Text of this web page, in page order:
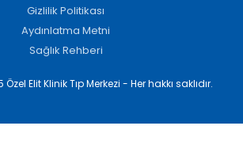
Gizlilik Politikası
Aydınlatma Metni
Sağlık Rehberi
Elit Klinik Tıp Merkezi - Her hakkı saklıdır.